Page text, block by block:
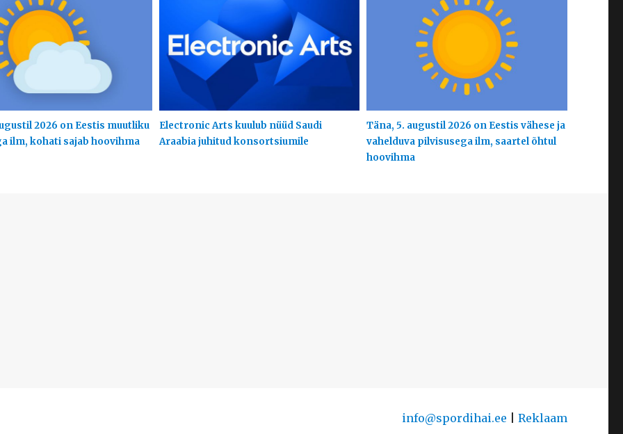
2026 on Eestis muutliku
ilm, kohati sajab hoovihma
Electronic Arts kuulub nüüd Saudi
Araabia juhitud konsortsiumile
Täna, 5. augustil 2026 on Eestis vähese ja
vahelduva pilvisusega ilm, saartel õhtul
hoovihma
info@spordihai.ee Reklaam